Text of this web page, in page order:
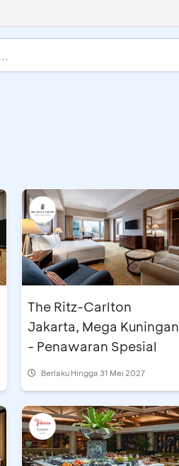
Sekolah
The Ritz-Carlton
Jakarta, Mega Kuningan
- Penawaran Spesial
Berlaku Hingga 31 Mei 2027